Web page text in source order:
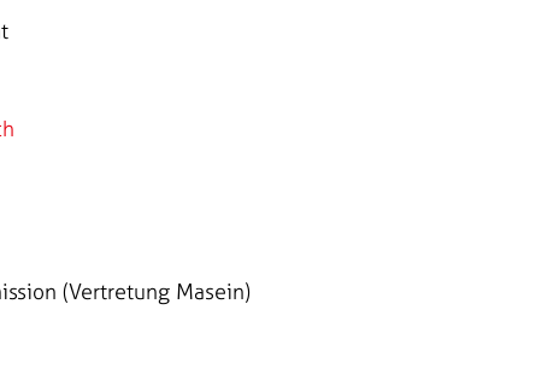
(Vertretung Masein)